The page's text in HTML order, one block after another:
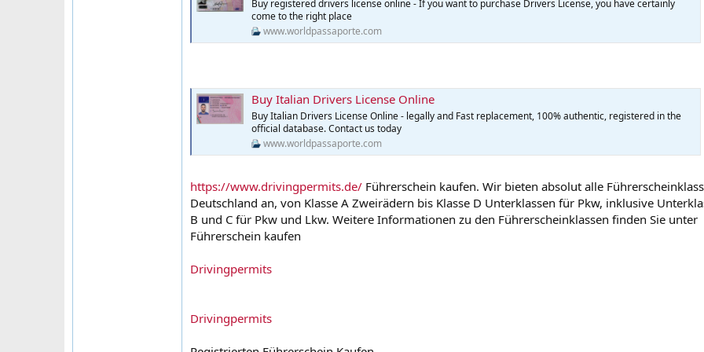
Buy registered drivers license online - If you want to purchase Drivers License, you have certainly
come to the right place
www.worldpassaporte.com
Buy Italian Drivers License Online
Buy Italian Drivers License Online - legally and Fast replacement, 100% authentic, registered in the
official database. Contact us today
www.worldpassaporte.com
https://www.drivingpermits.de/ Führerschein kaufen. Wir bieten absolut alle
Deutschland an, von Klasse A Zweirädern bis Klasse D Unterklassen für Pkw, inklusive
B und C für Pkw und Lkw. Weitere Informationen zu den Führerscheinklassen finden Sie unter
Führerschein kaufen
Drivingpermits
Drivingpermits